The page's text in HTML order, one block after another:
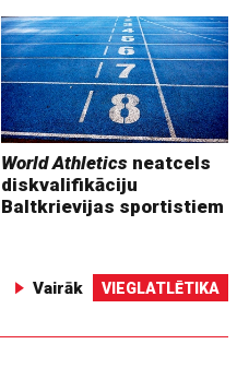
World Athletics neatcels
diskvalifikāciju
Baltkrievijas sportistiem
Vairāk VIEGLATLĒTIKA